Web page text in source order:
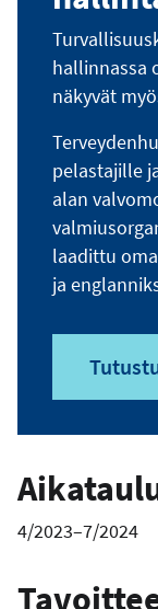
hallinnassa
näkyvät
pelastajille
alan
laadittu
ja
4/2023–7/2024